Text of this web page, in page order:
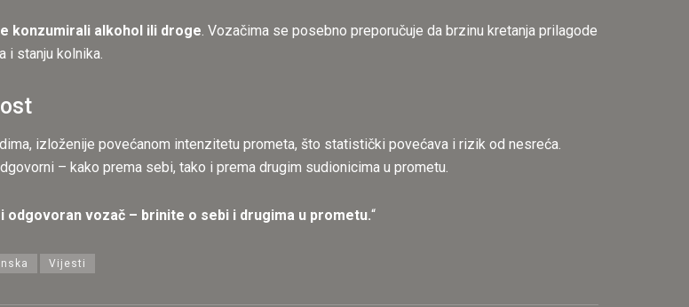
konzumirali alkohol ili droge. Vozačima se posebno preporučuje da brzinu kretanja prilagode
i stanju kolnika.
izloženije povećanom intenzitetu prometa, što statistički povećava i rizik od nesreća.
– kako prema sebi, tako i prema drugim sudionicima u prometu.
odgovoran vozač – brinite o sebi i drugima u prometu.“
Vijesti